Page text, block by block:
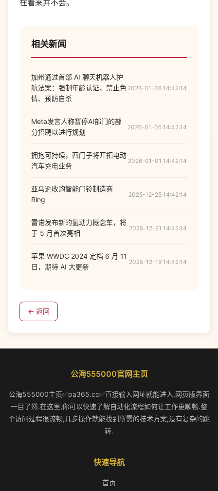
在看来并不会。
相关新闻
加州通过首部 AI 聊天机器人护
航法案：强制年龄认证、禁止色
情、预防自杀
2026-01-06 14:42:14
Meta发言人称暂停AI部门的部
分招聘以进行规划
2026-01-05 14:42:14
拥抱可持续，西门子将开拓电动
汽车充电业务
2026-01-01 14:42:14
亚马逊收购智能门铃制造商
Ring
2025-12-25 14:42:14
雷诺发布新的氢动力概念车，将
于 5 月首次亮相
2025-12-21 14:42:14
苹果 WWDC 2024 定档 6 月 11
日，期待 AI 大更新
2025-12-19 14:42:14
← 返回
公海555000官网主页
公海555000主页✅pa365.cc✅直接输入网址就能进入,网页版界面
一目了然.在这里,你可以快速了解自动化流程如何让工作更顺畅.整
个访问过程很流畅,几步操作就能找到所需的技术方案,没有复杂的跳
转.
快速导航
首页